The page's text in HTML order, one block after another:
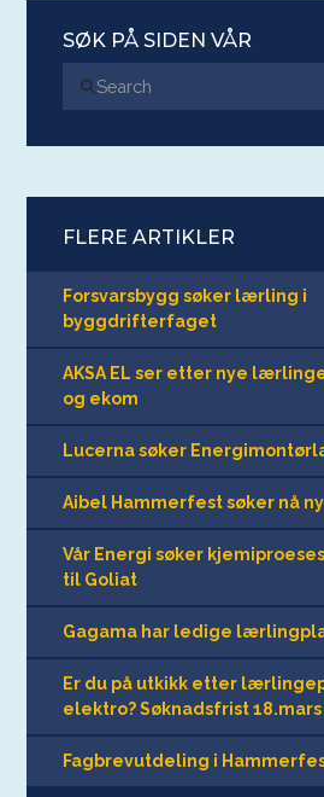
SØK PÅ SIDEN VÅR
Search
FLERE ARTIKLER
Forsvarsbygg søker lærling i
byggdrifterfaget
AKSA EL ser etter nye
og ekom
Lucerna søker
Aibel Hammerfest søker nå
Vår Energi søker
til Goliat
Gagama har ledige
Er du på utkikk etter
elektro? Søknadsfrist 18.mars
Fagbrevutdeling i